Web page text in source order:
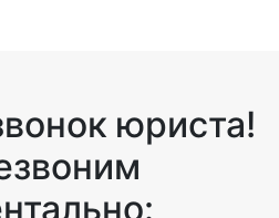
юриста!